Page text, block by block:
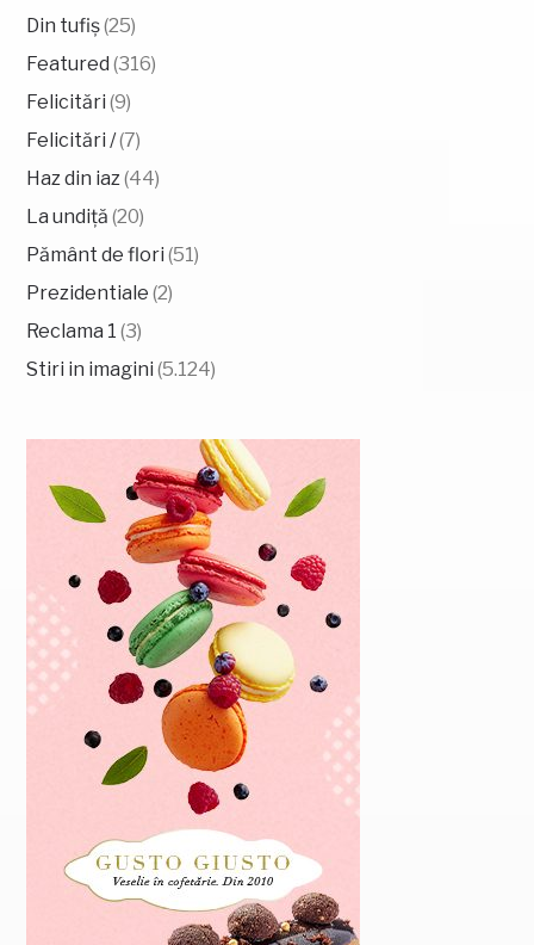
Din tufiș(25)
Featured (316)
Felicitări (9)
Felicitări /(7)
Haz din iaz(44)
La undiță (20)
Pământ de flori (51)
Prezidentiale (2)
Reclama 1 (3)
Stiri in imagini (5.124)